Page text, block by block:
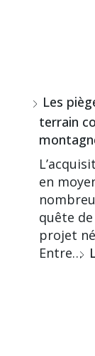
Les
terrain
en
quête
projet
Entre…